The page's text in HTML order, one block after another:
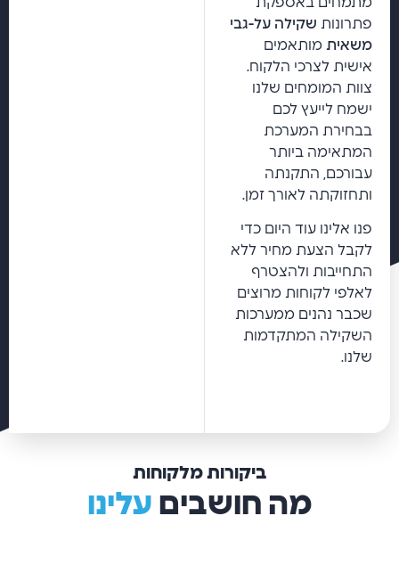
פתרונות שקילה על-גבי
משאית מותאמים
אישית לצרכי הלקוח.
צוות המומחים שלנו
ישמח לייעץ לכם
בבחירת המערכת
המתאימה ביותר
עבורכם, התקנתה
ותחזוקתה לאורך זמן.
פנו אלינו עוד היום כדי
לקבל הצעת מחיר ללא
התחייבות ולהצטרף
לאלפי לקוחות מרוצים
שכבר נהנים ממערכות
השקילה המתקדמות
שלנו.
ביקורות מלקוחות
מה חושבים עלינו